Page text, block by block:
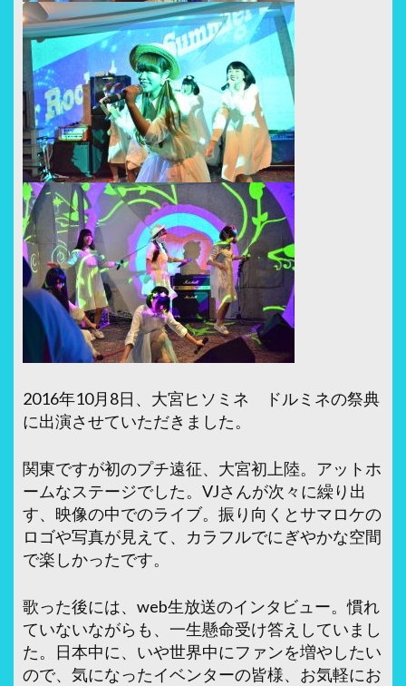
2016年10月8日、大宮ヒソミネ ドルミネの祭典
に出演させていただきました。
関東ですが初のプチ遠征、大宮初上陸。アットホ
ームなステージでした。VJさんが次々に繰り出
す、映像の中でのライブ。振り向くとサマロケの
ロゴや写真が見えて、カラフルでにぎやかな空間
で楽しかったです。
歌った後には、web生放送のインタビュー。慣れ
ていないながらも、一生懸命受け答えしていまし
た。日本中に、いや世界中にファンを増やしたい
ので、気になったイベンターの皆様、お気軽にお